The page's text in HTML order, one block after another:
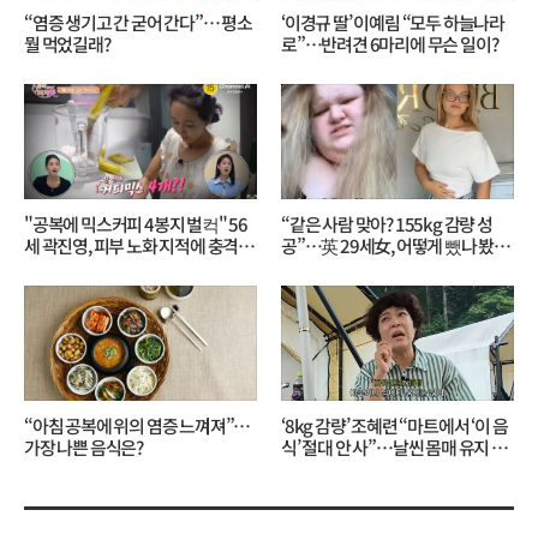
“염증 생기고 간 굳어 간다”… 평소
뭘 먹었길래?
‘이경규 딸’ 이예림 “모두 하늘나라
로”⋯반려견 6마리에 무슨 일이?
"공복에 믹스커피 4봉지 벌컥" 56
세 곽진영, 피부 노화 지적에 충격…
“같은 사람 맞아? 155kg 감량 성
공”…英 29세女, 어떻게 뺐나 봤더
“아침 공복에 위의 염증 느껴져”…
가장 나쁜 음식은?
‘8kg 감량’ 조혜련 “마트에서 ‘이 음
식’ 절대 안 사”…날씬 몸매 유지 비